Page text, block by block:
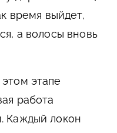
время выйдет,
а волосы вновь
этапе
работа
Каждый локон